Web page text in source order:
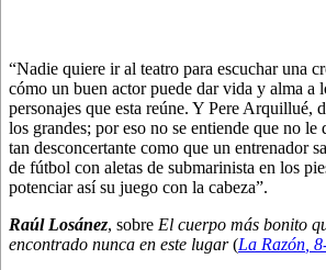
“Nadie quiere ir al teatro para escuchar una
cómo un buen actor puede dar vida y alma a
personajes que esta reúne. Y Pere Arquillué,
los grandes; por eso no se entiende que no le
tan desconcertante como que un entrenador
de fútbol con aletas de submarinista en los
potenciar así su juego con la cabeza”.
Raúl Losánez, sobre El cuerpo más bonito
encontrado nunca en este lugar(La Razón , 8